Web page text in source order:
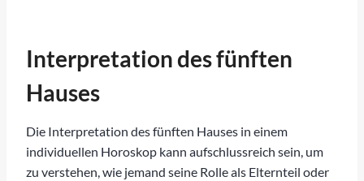
Interpretation des fünften
Hauses
Die Interpretation des fünften Hauses in einem
individuellen Horoskop kann aufschlussreich sein, um
zu verstehen, wie jemand seine Rolle als Elternteil oder